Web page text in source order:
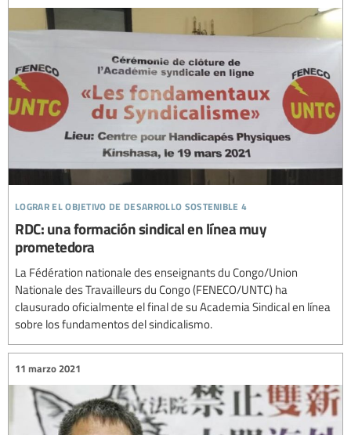
lograr el objetivo de desarrollo sostenible 4
RDC: una formación sindical en línea muy
prometedora
La Fédération nationale des enseignants du Congo/Union
Nationale des Travailleurs du Congo (FENECO/UNTC) ha
clausurado oficialmente el final de su Academia Sindical en línea
sobre los fundamentos del sindicalismo.
11 marzo 2021